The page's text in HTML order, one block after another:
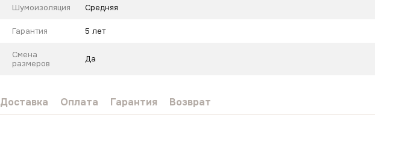
Шумоизоляция Средняя
Гарантия 5 лет
Смена
размеров
Да
Доставка Оплата Гарантия Возврат